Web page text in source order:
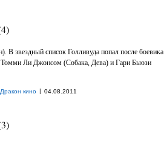
В звездный список Голливуда попал после боевика
Томми Ли Джонсом (Собака, Дева) и Гари Бьюзи
кино | 04.08.2011